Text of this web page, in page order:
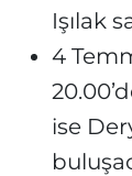
Işılak
4
ise